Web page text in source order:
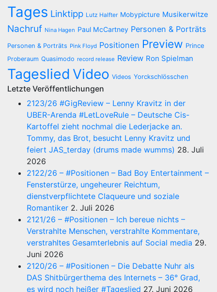
Tages Linktipp Lutz Halfter Mobypicture Musikerwitze
Nachruf Nina Hagen Paul McCartney Personen & Porträts
Personen & Porträts Pink Floyd Positionen Preview Prince
Proberaum Quasimodo record release Review Ron Spielman
Tageslied Video Videos Yorckschlösschen
Letzte Veröffentlichungen
2123/26 #GigReview – Lenny Kravitz in der
UBER-Arenda #LetLoveRule – Deutsche Cis-
Kartoffel zieht nochmal die Lederjacke an.
Tommy, das Brot, besucht Lenny Kravitz und
feiert JAS_terday (drums made wumms) 28. Juli
2026
2122/26 – #Positionen – Bad Boy Entertainment –
Fensterstürze, ungeheurer Reichtum,
dienstverpflichtete Claqueure und soziale
Romantiker 2. Juli 2026
2121/26 – #Positionen – Ich bereue nichts –
Verstrahlte Menschen, verstrahlte Kommentare,
verstrahltes Gesamterlebnis auf Social media 29.
Juni 2026
2120/26 – #Positionen – Die Debatte Nuhr als
DAS Shitbürgerthema des Internets – 36° Grad,
es wird noch heißer #Tageslied 27. Juni 2026